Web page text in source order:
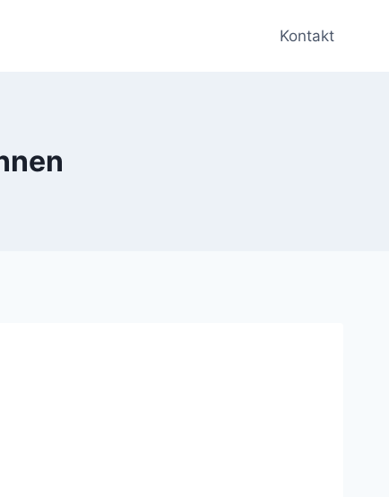
Kontakt